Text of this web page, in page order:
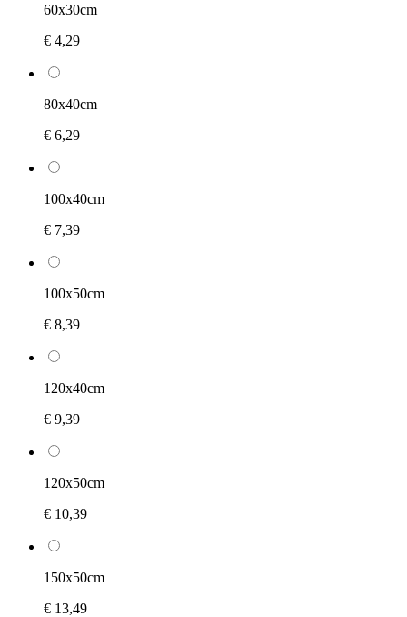
60x30cm
€ 4,29
80x40cm
€ 6,29
100x40cm
€ 7,39
100x50cm
€ 8,39
120x40cm
€ 9,39
120x50cm
€ 10,39
150x50cm
€ 13,49